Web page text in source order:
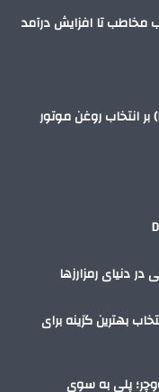
تأثیر سوخت‌های کم‌گوگرد (LSFO / VLSFO) بر انتخاب روغن موتور
در دنیای رمزارزها
بهترین گزینه برای
پلی به سوی